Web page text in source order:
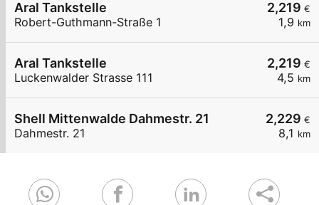
2,219 €
1,9 km
Aral Tankstelle
Robert-Guthmann-Straße 1
2,219 €
4,5 km
Aral Tankstelle
Luckenwalder Strasse 111
2,229 €
8,1 km
Shell Mittenwalde Dahmestr. 21
Dahmestr. 21